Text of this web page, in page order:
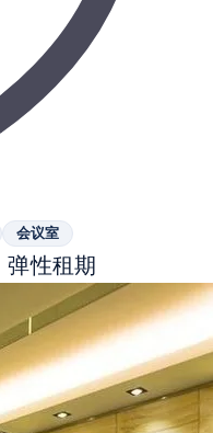
会议室
弹性租期